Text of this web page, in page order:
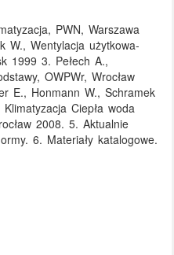
PWN, Warszawa
W., Wentylacja użytkowa-
1999 3. Pełech A.,
OWPWr, Wrocław
E., Honmann W., Schramek
Ciepła woda
2008. 5. Aktualnie
6. Materiały katalogowe.